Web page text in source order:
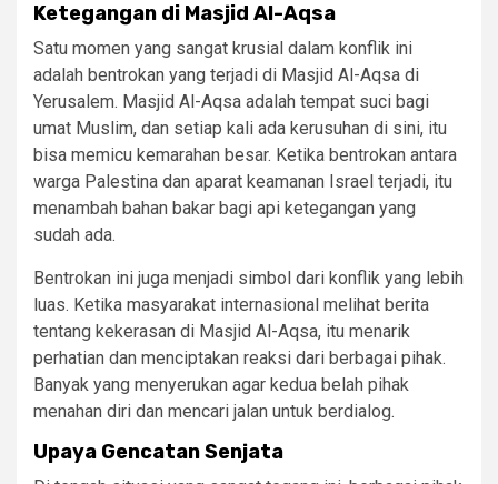
Ketegangan di Masjid Al-Aqsa
Satu momen yang sangat krusial dalam konflik ini
adalah bentrokan yang terjadi di Masjid Al-Aqsa di
Yerusalem. Masjid Al-Aqsa adalah tempat suci bagi
umat Muslim, dan setiap kali ada kerusuhan di sini, itu
bisa memicu kemarahan besar. Ketika bentrokan antara
warga Palestina dan aparat keamanan Israel terjadi, itu
menambah bahan bakar bagi api ketegangan yang
sudah ada.
Bentrokan ini juga menjadi simbol dari konflik yang lebih
luas. Ketika masyarakat internasional melihat berita
tentang kekerasan di Masjid Al-Aqsa, itu menarik
perhatian dan menciptakan reaksi dari berbagai pihak.
Banyak yang menyerukan agar kedua belah pihak
menahan diri dan mencari jalan untuk berdialog.
Upaya Gencatan Senjata